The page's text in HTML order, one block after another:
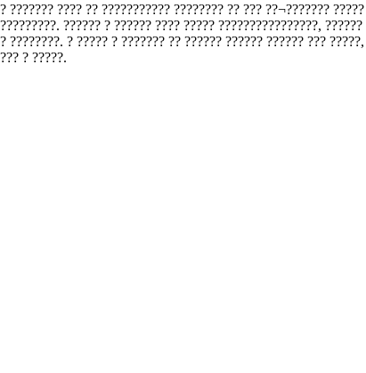
? ??????? ???? ?? ??????????? ???????? ?? ??? ??¬??????? ?????
?????????. ?????? ? ?????? ???? ????? ????????????????, ??????
? ????????. ? ????? ? ??????? ?? ?????? ?????? ?????? ??? ?????,
??? ? ?????.